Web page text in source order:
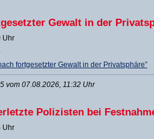
Gewalt in der
Uhr
fortgesetzter Gewalt in der Privatsphäre”
vom 07.08.2026, 11:32 Uhr
Polizisten bei
Uhr